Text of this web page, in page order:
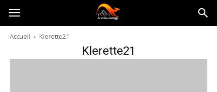
Australia-
australie.com
Accueil Klerette21
Klerette21